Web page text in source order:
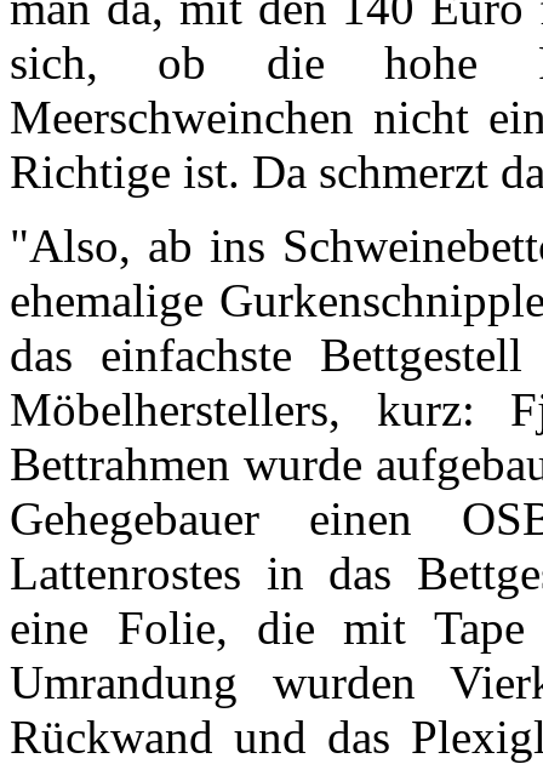
sich, ob die hohe
Meerschweinchen nicht
Richtige ist. Da schmerzt
"Also, ab ins
ehemalige
das einfachste
Möbelherstellers, kurz:
Bettrahmen wurde
Gehegebauer einen
Lattenrostes in das
eine Folie, die mit
Umrandung wurden
Rückwand und das